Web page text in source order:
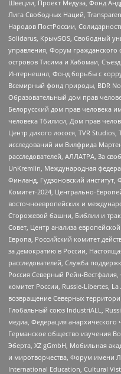
Швеции, Проект Медуза, Фонд
Лига Свободных Наций,
Народов ПостРоссии,
Solidarus, КрымSOS, Свободный
управления, Форум гражданского
островов Тисима и Хабомаи,
Интернешнл, Фонд борьбы с
Всемирный фонд природы, BDR
Образовательный дом прав
Белорусский дом прав человека
человека Тбилиси, Дом прав
Центр дикого лосося, TVR
исследований им Вилфрида
расследователей, АЛЛАТРА, За
UnKremlin, Международная
Финланд, Гудзоновский институт,
Комитет-2024, Центрально-
восточноевропейских и
Сторожевой башни, Библии и
Совет, Центр анализа
Европа, Российский комитет
за демократию в России,
расследователей, Служба
Россия Северный Рейн-
комитет России, Russie-Libertes,
возвращение Северных
Глобальный союз IndustriALL,
медиа, Федерация анархического
Германское общество изучения
Эберта, XZ gGmbH, Мобильная
и миротворчества, Форум имени
International Education, Cultural